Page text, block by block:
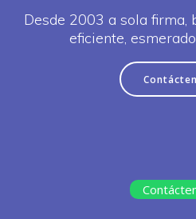
Desde 2003 a sola firma,
eficiente,